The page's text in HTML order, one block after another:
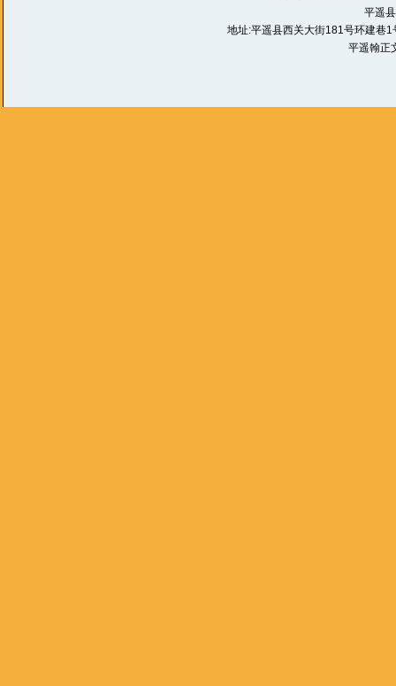
平遥
地址:平遥县西关大街181号环建
平遥翰正